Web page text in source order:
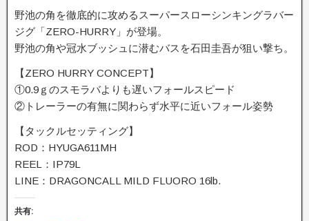
野池の角を徹底的に攻めるスーパースローシンキングラバー
ジグ「ZERO-HURRY­」が登場。
野池の角や冠水ブッシュに潜むバスを石田圭吾が狙い撃ち。
【ZERO HURRY CONCEPT】
①0.9ｇのスモラバよりも遅いフォールスピード
②トレーラーの有無に関わらず水平に近いフォール姿勢
【タックルセッティング】
ROD：HYUGA611MH
REEL：IP79L
LINE：DRAGONCALL MILD FLUORO 16lb.
共有: